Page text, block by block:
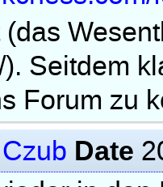
Seitdem
Forum zu
Date